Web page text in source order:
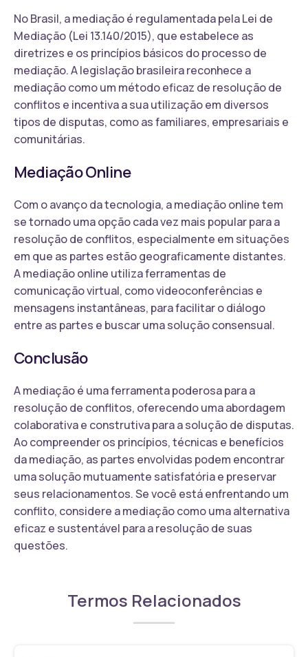
No Brasil, a mediação é regulamentada pela Lei de
Mediação (Lei 13.140/2015), que estabelece as
diretrizes e os princípios básicos do processo de
mediação. A legislação brasileira reconhece a
mediação como um método eficaz de resolução de
conflitos e incentiva a sua utilização em diversos
tipos de disputas, como as familiares, empresariais e
comunitárias.
Mediação Online
Com o avanço da tecnologia, a mediação online tem
se tornado uma opção cada vez mais popular para a
resolução de conflitos, especialmente em situações
em que as partes estão geograficamente distantes.
A mediação online utiliza ferramentas de
comunicação virtual, como videoconferências e
mensagens instantâneas, para facilitar o diálogo
entre as partes e buscar uma solução consensual.
Conclusão
A mediação é uma ferramenta poderosa para a
resolução de conflitos, oferecendo uma abordagem
colaborativa e construtiva para a solução de disputas.
Ao compreender os princípios, técnicas e benefícios
da mediação, as partes envolvidas podem encontrar
uma solução mutuamente satisfatória e preservar
seus relacionamentos. Se você está enfrentando um
conflito, considere a mediação como uma alternativa
eficaz e sustentável para a resolução de suas
questões.
Termos Relacionados